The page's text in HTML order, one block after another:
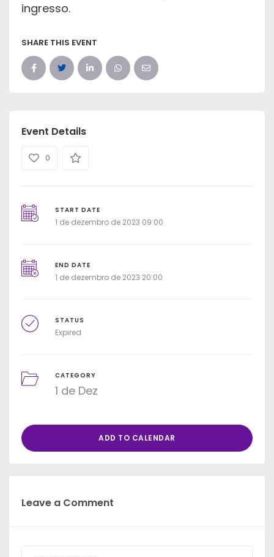
ingresso.
SHARE THIS EVENT
Event Details
0
START DATE
1 de dezembro de 2023 09:00
END DATE
1 de dezembro de 2023 20:00
STATUS
Expired
CATEGORY
1 de Dez
ADD TO CALENDAR
Leave a Comment